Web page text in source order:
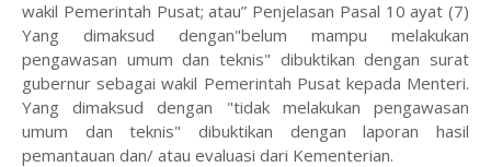
wakil Pemerintah Pusat; atau” Penjelasan Pasal 10 ayat (7)
Yang dimaksud dengan"belum mampu melakukan
pengawasan umum dan teknis" dibuktikan dengan surat
gubernur sebagai wakil Pemerintah Pusat kepada Menteri.
Yang dimaksud dengan "tidak melakukan pengawasan
umum dan teknis" dibuktikan dengan laporan hasil
pemantauan dan/ atau evaluasi dari Kementerian.